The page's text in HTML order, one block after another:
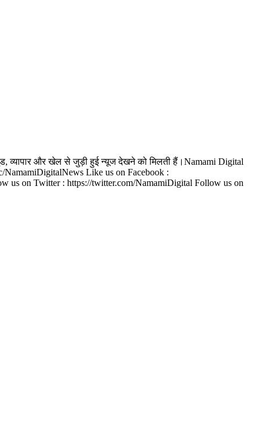
व्यापार और खेल से जुड़ी हुई न्यूज देखने को मिलती हैं।Namami Digital
Like us on Facebook :
us on Twitter : https://twitter.com/NamamiDigital Follow us on